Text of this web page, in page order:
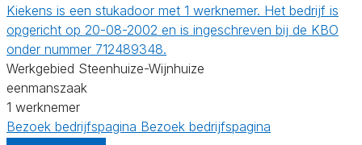
Kiekens is een stukadoor met 1 werknemer. Het bedrijf is
opgericht op 20-08-2002 en is ingeschreven bij de KBO
onder nummer 712489348.
Werkgebied Steenhuize-Wijnhuize
eenmanszaak
1 werknemer
Bezoek bedrijfspagina Bezoek bedrijfspagina